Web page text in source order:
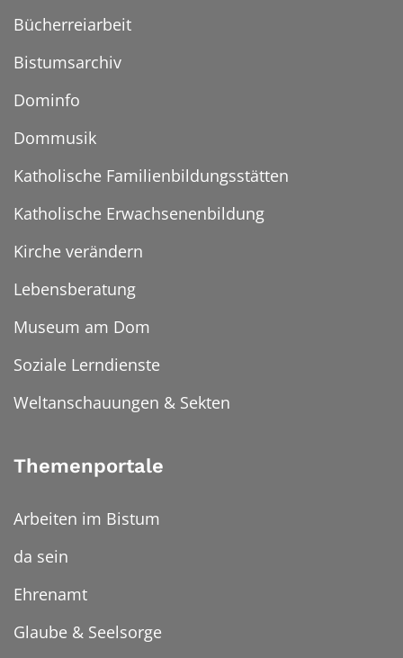
Bücherreiarbeit
Bistumsarchiv
Dominfo
Dommusik
Katholische Familienbildungsstätten
Katholische Erwachsenenbildung
Kirche verändern
Lebensberatung
Museum am Dom
Soziale Lerndienste
Weltanschauungen & Sekten
Themenportale
Arbeiten im Bistum
da sein
Ehrenamt
Glaube & Seelsorge